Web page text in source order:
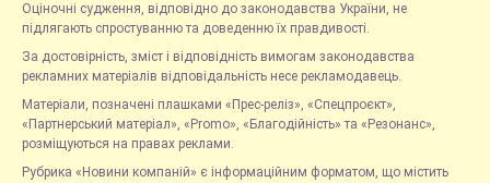
Оціночні судження, відповідно до законодавства України, не
підлягають спростуванню та доведенню їх правдивості.
За достовірність, зміст і відповідність вимогам законодавства
рекламних матеріалів відповідальність несе рекламодавець.
Матеріали, позначені плашками «Прес-реліз», «Спецпроєкт»,
«Партнерський матеріал», «Promo», «Благодійність» та «Резонанс»,
розміщуються на правах реклами.
Рубрика «Новини компаній» є інформаційним форматом, що містить